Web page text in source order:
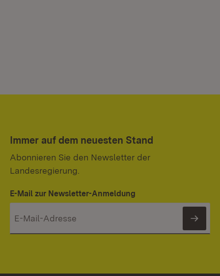
Immer auf dem neuesten Stand
Abonnieren Sie den Newsletter der
Landesregierung.
E-Mail zur Newsletter-Anmeldung